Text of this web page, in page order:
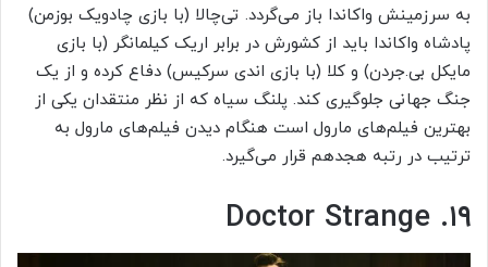
به سرزمینش واکاندا باز می‌گردد. تی‌چالا (با بازی چادویک بوزمن)
پادشاه واکاندا باید از کشورش در برابر اریک کیلمانگر (با بازی
مایکل بی.جردن) و کلا (با بازی اندی سرکیس) دفاع کرده و از یک
جنگ جهانی جلوگیری کند. پلنگ سیاه که از نظر منتقدان یکی از
بهترین فیلم‌های مارول است هنگام دیدن فیلم‌های مارول به
ترتیب در رتبه هجدهم قرار می‌گیرد.
۱۹. Doctor Strange